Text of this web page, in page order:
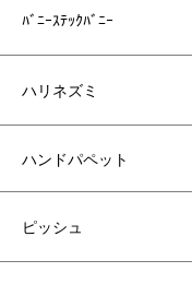
ﾊﾞﾆｰｽﾃｯｸﾊﾞﾆｰ
ハリネズミ
ハンドパペット
ピッシュ